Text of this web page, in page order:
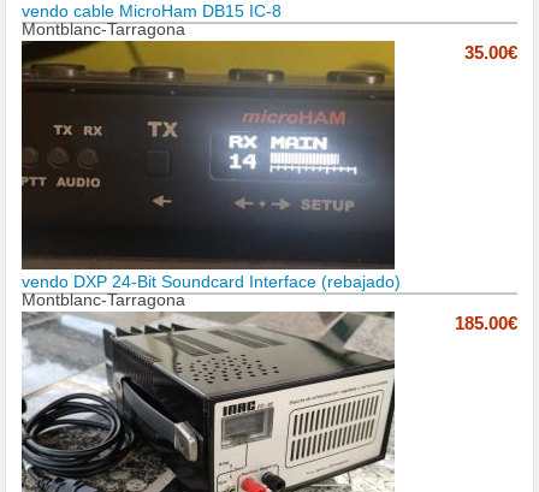
vendo cable MicroHam DB15 IC-8
Montblanc-Tarragona
35.00€
vendo DXP 24-Bit Soundcard Interface (rebajado)
Montblanc-Tarragona
185.00€